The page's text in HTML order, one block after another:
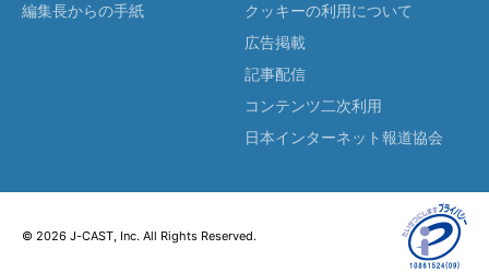
編集長からの手紙
クッキーの利用について
広告掲載
記事配信
コンテンツ二次利用
日本インターネット報道協会
© 2026 J-CAST, Inc. All Rights Reserved.